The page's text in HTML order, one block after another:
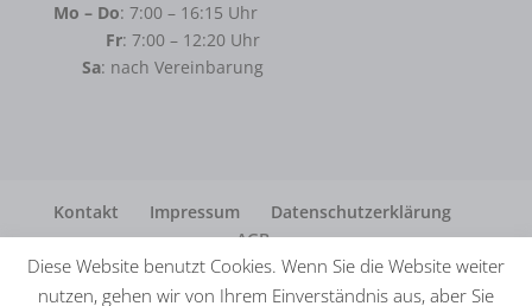
Mo – Do: 7:00 – 16:15 Uhr
Fr: 7:00 – 12:20 Uhr
Sa: nach Vereinbarung
Kontakt Impressum
Datenschutzerklärung
AGB
Diese Website benutzt Cookies. Wenn Sie die Website weiter
nutzen, gehen wir von Ihrem Einverständnis aus, aber Sie